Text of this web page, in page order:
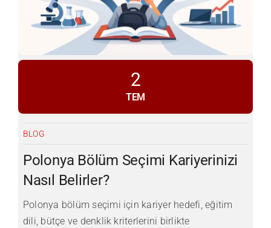
2
TEM
BLOG
Polonya Bölüm Seçimi Kariyerinizi
Nasıl Belirler?
Polonya bölüm seçimi için kariyer hedefi, eğitim
dili, bütçe ve denklik kriterlerini birlikte